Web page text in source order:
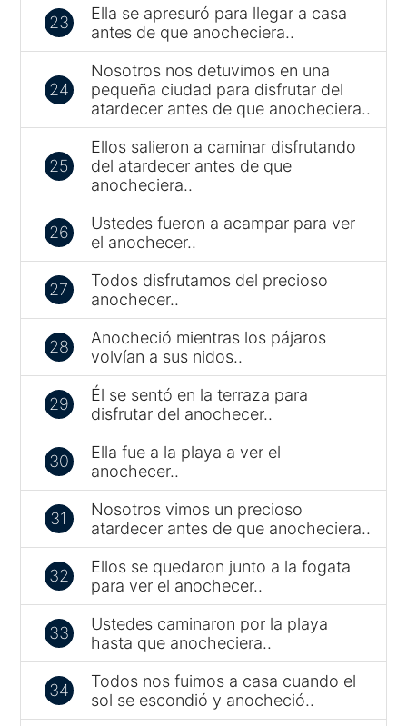
23
Ella se apresuró para llegar a casa
antes de que anocheciera..
24
Nosotros nos detuvimos en una
pequeña ciudad para disfrutar del
atardecer antes de que anocheciera..
25
Ellos salieron a caminar disfrutando
del atardecer antes de que
anocheciera..
26
Ustedes fueron a acampar para ver
el anochecer..
27
Todos disfrutamos del precioso
anochecer..
28
Anocheció mientras los pájaros
volvían a sus nidos..
29
Él se sentó en la terraza para
disfrutar del anochecer..
30
Ella fue a la playa a ver el
anochecer..
31
Nosotros vimos un precioso
atardecer antes de que anocheciera..
32
Ellos se quedaron junto a la fogata
para ver el anochecer..
33
Ustedes caminaron por la playa
hasta que anocheciera..
34
Todos nos fuimos a casa cuando el
sol se escondió y anocheció..